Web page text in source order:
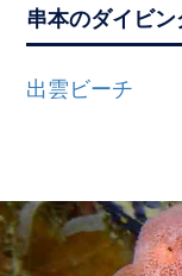
串本のダイビ
出雲ビーチ